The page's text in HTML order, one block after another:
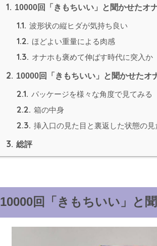
1. 10000回「きもちいい」と聞かせたオ
1.1. 波形状の縦ヒダが気持ち良い
1.2. ほどよい重量による肉感
1.3. オナホも褒めて伸ばす時代に突入か
2. 10000回「きもちいい」と聞かせたオ
2.1. パッケージを様々な角度で見てみる
2.2. 箱の中身
2.3. 挿入口の見た目と裏返した状態の見
3. 総評
10000回「きもちいい」と